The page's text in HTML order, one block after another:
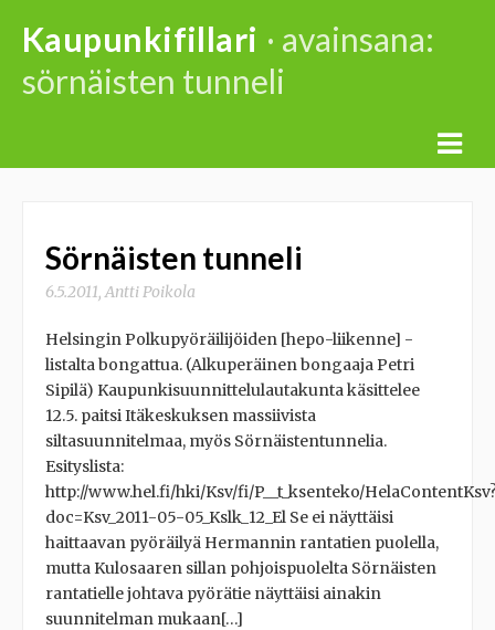
content
Kaupunkifillari · avainsana:
sörnäisten tunneli
Sörnäisten tunneli
6.5.2011,Antti Poikola
Helsingin Polkupyöräilijöiden [hepo-liikenne] -
listalta bongattua. (Alkuperäinen bongaaja Petri
Sipilä) Kaupunkisuunnittelulautakunta käsittelee
12.5. paitsi Itäkeskuksen massiivista
siltasuunnitelmaa, myös Sörnäistentunnelia.
Esityslista:
http://www.hel.fi/hki/Ksv/fi/P__t_ksenteko/
doc=Ksv_2011-05-05_Kslk_12_El Se ei näyttäisi
haittaavan pyöräilyä Hermannin rantatien puolella,
mutta Kulosaaren sillan pohjoispuolelta Sörnäisten
rantatielle johtava pyörätie näyttäisi ainakin
suunnitelman mukaan[…]